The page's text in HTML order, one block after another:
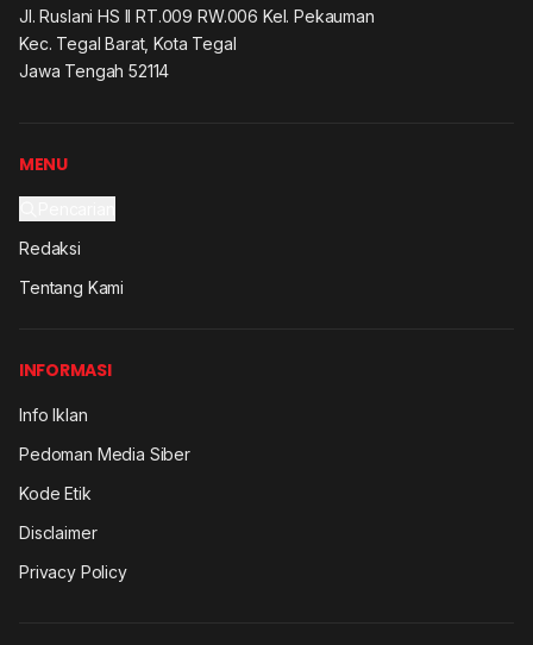
Jl. Ruslani HS II RT.009 RW.006 Kel. Pekauman
Kec. Tegal Barat, Kota Tegal
Jawa Tengah 52114
MENU
Redaksi
Tentang Kami
INFORMASI
Info Iklan
Pedoman Media Siber
Kode Etik
Disclaimer
Privacy Policy